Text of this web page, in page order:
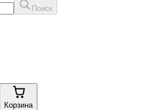
Поиск
Корзина